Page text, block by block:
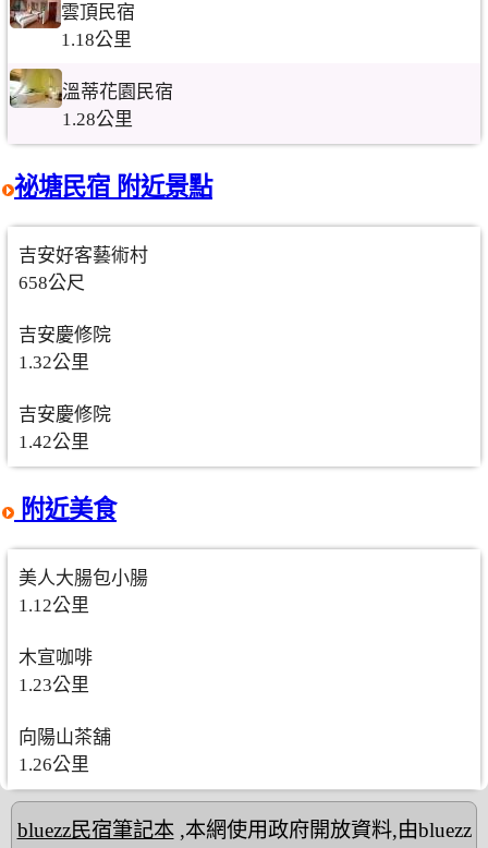
雲頂民宿
1.18公里
溫蒂花園民宿
1.28公里
祕塘民宿 附近景點
吉安好客藝術村
658公尺
吉安慶修院
1.32公里
吉安慶修院
1.42公里
附近美食
美人大腸包小腸
1.12公里
木宣咖啡
1.23公里
向陽山茶舖
1.26公里
bluezz民宿筆記本,本網使用政府開放資料,由bluezz